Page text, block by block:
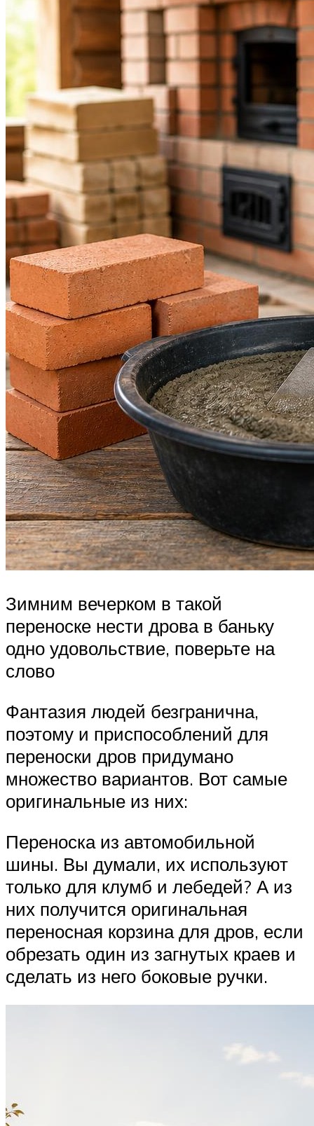
Зимним вечерком в такой
переноске нести дрова в баньку
одно удовольствие, поверьте на
слово
Фантазия людей безгранична,
поэтому и приспособлений для
переноски дров придумано
множество вариантов. Вот самые
оригинальные из них:
Переноска из автомобильной
шины. Вы думали, их используют
только для клумб и лебедей? А из
них получится оригинальная
переносная корзина для дров, если
обрезать один из загнутых краев и
сделать из него боковые ручки.